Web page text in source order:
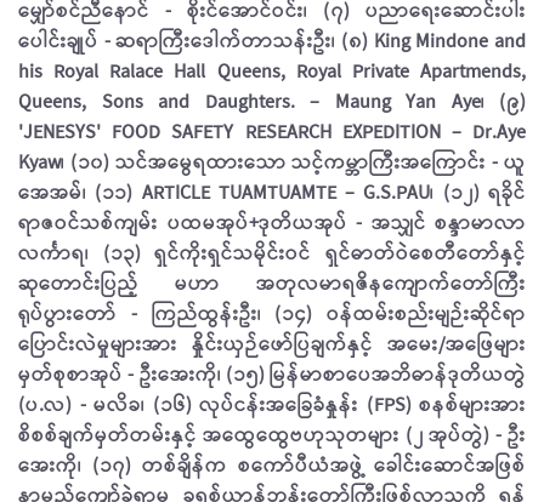
မျှော်စင်ညီနောင် - စိုးင်အောင်ဝင်း၊ (၇) ပညာရေးဆောင်းပါး
ပေါင်းချုပ် - ဆရာကြီးဒေါက်တာသန်းဦး၊ (၈) King Mindone and
his Royal Ralace Hall Queens, Royal Private Apartmends,
Queens, Sons and Daughters. – Maung Yan Aye၊ (၉)
'JENESYS' FOOD SAFETY RESEARCH EXPEDITION – Dr.Aye
Kyaw၊ (၁၀) သင်အမွေရထားသော သင့်ကမ္ဘာကြီးအကြောင်း - ယူ
အေအမ်၊ (၁၁) ARTICLE TUAMTUAMTE – G.S.PAU၊ (၁၂) ရခိုင်
ရာဇဝင်သစ်ကျမ်း ပထမအုပ်+ဒုတိယအုပ် - အသျှင် စန္ဒာမာလာ
လင်္ကာရ၊ (၁၃) ရှင်ကိုးရှင်သမိုင်းဝင် ရှင်ဓာတ်ဝဲစေတီတော်နှင့်
ဆုတောင်းပြည့် မဟာ အတုလမာရဇိနကျောက်တော်ကြီး
ရုပ်ပွားတော် - ကြည်ထွန်းဦး၊ (၁၄) ဝန်ထမ်းစည်းမျဉ်းဆိုင်ရာ
ပြောင်းလဲမှုများအား နှိုင်းယှဉ်ဖော်ပြချက်နှင့် အမေး/အဖြေများ
မှတ်စုစာအုပ် - ဦးအေးကို၊ (၁၅) မြန်မာစာပေအဘိဓာန်ဒုတိယတွဲ
(ပ.လ) - မလိခ၊ (၁၆) လုပ်ငန်းအခြေခံနှုန်း (FPS) စနစ်များအား
စိစစ်ချက်မှတ်တမ်းနှင့် အထွေထွေဗဟုသုတများ (၂ အုပ်တွဲ) - ဦး
အေးကို၊ (၁၇) တစ်ချိန်က စကော်ပီယံအဖွဲ့ ခေါင်းဆောင်အဖြစ်